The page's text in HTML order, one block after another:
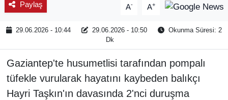
Paylaş A- A+
29.06.2026 - 10:44 29.06.2026 - 10:50
Okunma Süresi: 2
Dk
Gaziantep'te husumetlisi tarafından pompalı
tüfekle vurularak hayatını kaybeden balıkçı
Hayri Taşkın'ın davasında 2'nci duruşma